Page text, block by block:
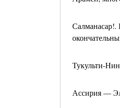
Тукульти-
Ассирия —